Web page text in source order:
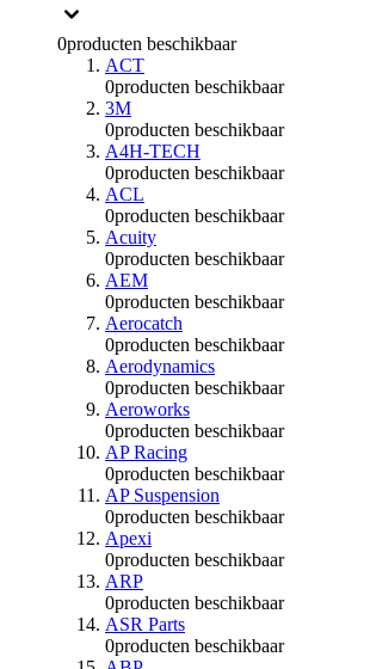
0producten beschikbaar
ACT
0producten beschikbaar
3M
0producten beschikbaar
A4H-TECH
0producten beschikbaar
ACL
0producten beschikbaar
Acuity
0producten beschikbaar
AEM
0producten beschikbaar
Aerocatch
0producten beschikbaar
Aerodynamics
0producten beschikbaar
Aeroworks
0producten beschikbaar
AP Racing
0producten beschikbaar
AP Suspension
0producten beschikbaar
Apexi
0producten beschikbaar
ARP
0producten beschikbaar
ASR Parts
0producten beschikbaar